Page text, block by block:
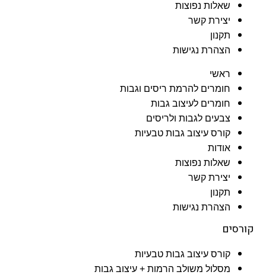
שאלות נפוצות
יצירת קשר
תקנון
הצהרת נגישות
ראשי
חומרים להרמת ריסים וגבות
חומרים לעיצוב גבות
צבעים לגבות ולריסים
קורס עיצוב גבות טבעיות
אודות
שאלות נפוצות
יצירת קשר
תקנון
הצהרת נגישות
קורסים
קורס עיצוב גבות טבעיות
מסלול משולב הרמות + עיצוב גבות​